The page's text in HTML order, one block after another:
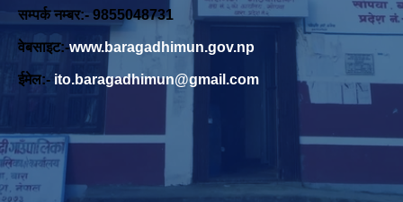
सम्पर्क नम्बर:- 9855048731
वेबसाइट:-www.baragadhimun.gov.np
ईमेल:- ito.baragadhimun@gmail.com